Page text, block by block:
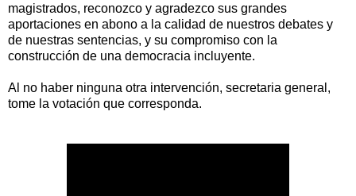
magistrados, reconozco y agradezco sus grandes
aportaciones en abono a la calidad de nuestros debates y
de nuestras sentencias, y su compromiso con la
construcción de una democracia incluyente.
Al no haber ninguna otra intervención, secretaria general,
tome la votación que corresponda.